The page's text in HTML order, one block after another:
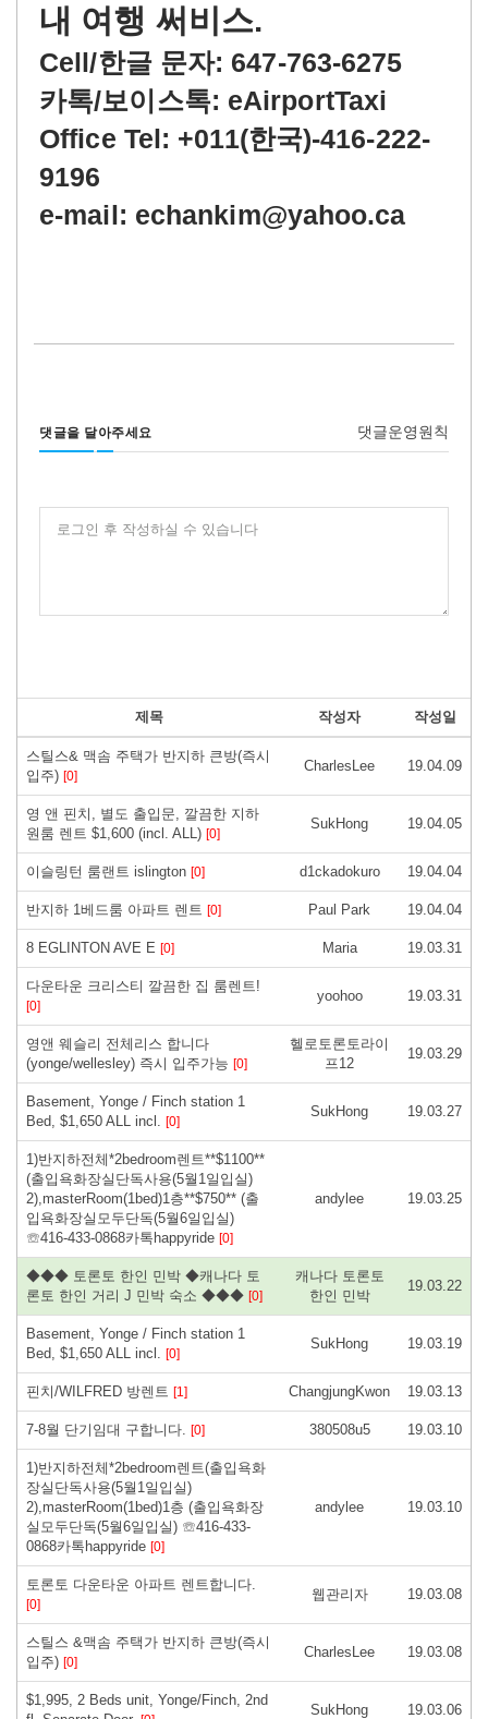
내 여행 써비스.
Cell/한글 문자: 647-763-6275
카톡/보이스톡: eAirportTaxi
Office Tel: +011(한국)-416-222-
9196
e-mail: echankim@yahoo.ca
댓글을 달아주세요 댓글운영원칙
로그인 후 작성하실 수 있습니다
제목 작성자 작성일
스틸스& 맥솜 주택가 반지하 큰방(즉시
입주) [0]
CharlesLee 19.04.09
영 앤 핀치, 별도 출입문, 깔끔한 지하
원룸 렌트 $1,600 (incl. ALL) [0]
SukHong 19.04.05
이슬링턴 룸랜트 islington [0] d1ckadokuro 19.04.04
반지하 1베드룸 아파트 렌트 [0] Paul Park 19.04.04
8 EGLINTON AVE E [0] Maria 19.03.31
다운타운 크리스티 깔끔한 집 룸렌트!
[0]
yoohoo 19.03.31
영앤 웨슬리 전체리스 합니다
(yonge/wellesley) 즉시 입주가능 [0]
헬로토론토라이
프12
19.03.29
Basement, Yonge / Finch station 1
Bed, $1,650 ALL incl. [0]
SukHong 19.03.27
1)반지하전체*2bedroom렌트**$1100**
(출입욕화장실단독사용(5월1일입실)
2),masterRoom(1bed)1층**$750** (출
입욕화장실모두단독(5월6일입실)
☏416-433-0868카톡happyride [0]
andylee 19.03.25
◆◆◆ 토론토 한인 민박 ◆캐나다 토
론토 한인 거리 J 민박 숙소 ◆◆◆ [0]
캐나다 토론토
한인 민박
19.03.22
Basement, Yonge / Finch station 1
Bed, $1,650 ALL incl. [0]
SukHong 19.03.19
핀치/WILFRED 방렌트 [1] ChangjungKwon 19.03.13
7-8월 단기임대 구합니다. [0] 380508u5 19.03.10
1)반지하전체*2bedroom렌트(출입욕화
장실단독사용(5월1일입실)
2),masterRoom(1bed)1층 (출입욕화장
실모두단독(5월6일입실) ☏416-433-
0868카톡happyride [0]
andylee 19.03.10
토론토 다운타운 아파트 렌트합니다.
[0]
웹관리자 19.03.08
스틸스 &맥솜 주택가 반지하 큰방(즉시
입주) [0]
CharlesLee 19.03.08
$1,995, 2 Beds unit, Yonge/Finch, 2nd
SukHong 19.03.06